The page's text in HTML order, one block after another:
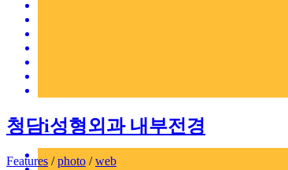
청담i성형외과 내부전경
Features /photo /web